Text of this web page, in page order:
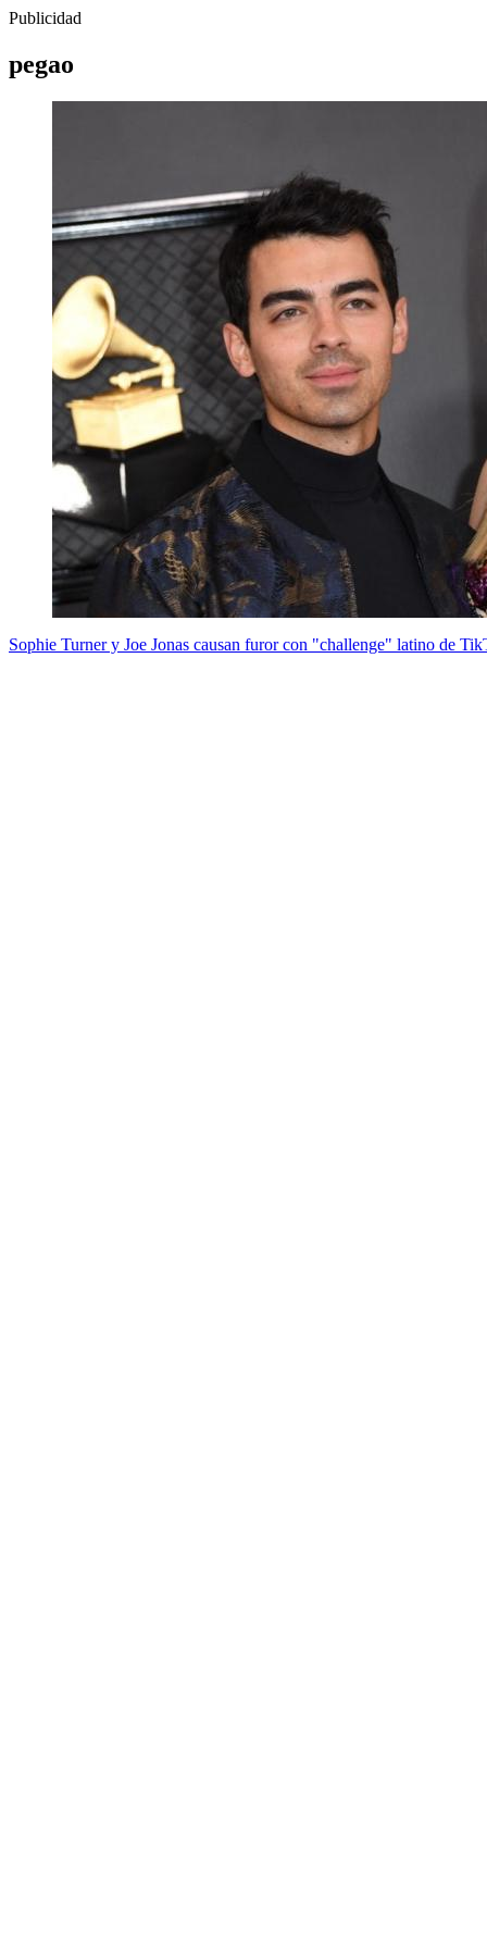
Publicidad
pegao
Sophie Turner y Joe Jonas causan furor con "challenge" latino de